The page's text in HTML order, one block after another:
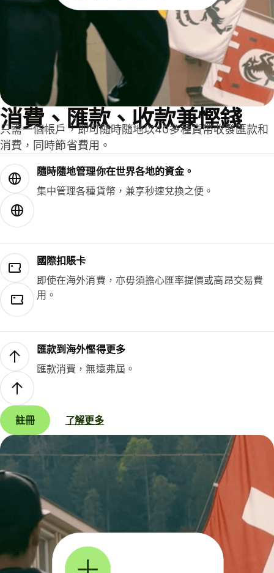
消費、匯款、收款兼慳錢
只需一個帳戶，即可隨時隨地以40多種貨幣收發匯款和
消費，同時節省費用。
隨時隨地管理你在世界各地的資金。
集中管理各種貨幣，兼享秒速兌換之便。
國際扣賬卡
即使在海外消費，亦毋須擔心匯率提價或高昂交易費
用。
匯款到海外慳得更多
匯款消費，無遠弗屆。
註冊 了解更多